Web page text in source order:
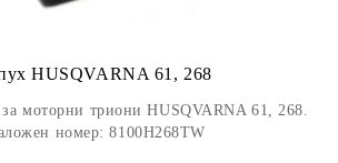
HUSQVARNA 61, 268
моторни триони HUSQVARNA 61, 268.
номер: 8100H268TW